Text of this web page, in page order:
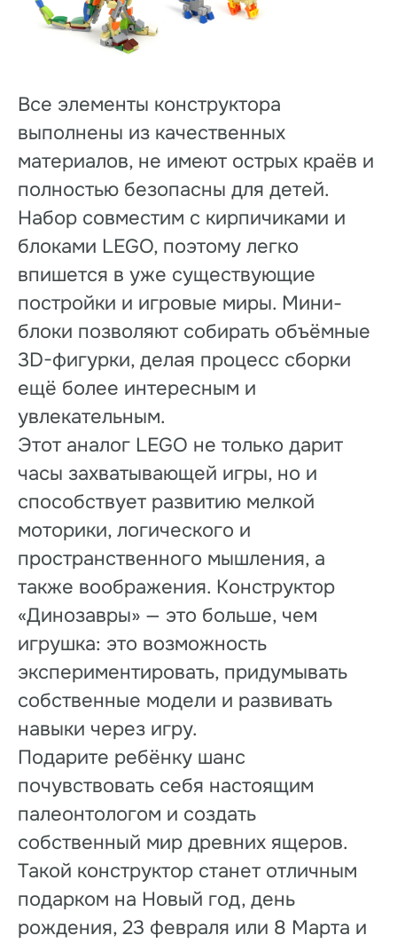
Все элементы конструктора
выполнены из качественных
материалов, не имеют острых краёв и
полностью безопасны для детей.
Набор совместим с кирпичиками и
блоками LEGO, поэтому легко
впишется в уже существующие
постройки и игровые миры. Мини-
блоки позволяют собирать объёмные
3D-фигурки, делая процесс сборки
ещё более интересным и
увлекательным.
Этот аналог LEGO не только дарит
часы захватывающей игры, но и
способствует развитию мелкой
моторики, логического и
пространственного мышления, а
также воображения. Конструктор
«Динозавры» — это больше, чем
игрушка: это возможность
экспериментировать, придумывать
собственные модели и развивать
навыки через игру.
Подарите ребёнку шанс
почувствовать себя настоящим
палеонтологом и создать
собственный мир древних ящеров.
Такой конструктор станет отличным
подарком на Новый год, день
рождения, 23 февраля или 8 Марта и